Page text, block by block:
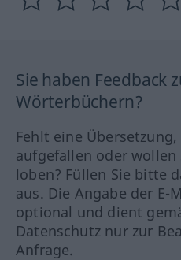
Sie haben Feedback
Wörterbüchern?
Fehlt eine
aufgefallen oder wollen
loben? Füllen Sie bitte
aus. Die Angabe der E-
optional und dient
Datenschutz nur zur
Anfrage.